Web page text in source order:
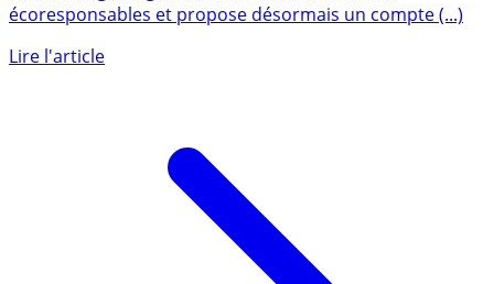
écoresponsables et propose désormais un compte (...)